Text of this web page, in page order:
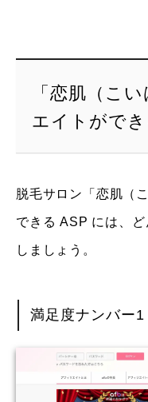
「恋肌（こ
エイトがで
脱毛サロン「恋肌（
できる ASP には、
しましょう。
満足度ナンバー1